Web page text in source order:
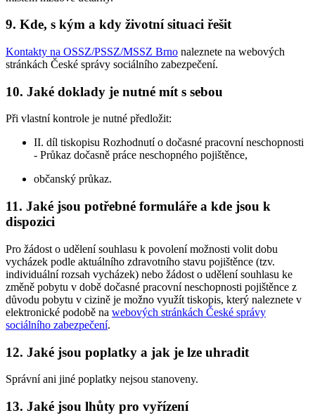
9. Kde, s kým a kdy životní situaci řešit
Kontakty na OSSZ/PSSZ/MSSZ Brno naleznete na webových
stránkách České správy sociálního zabezpečení.
10. Jaké doklady je nutné mít s sebou
Při vlastní kontrole je nutné předložit:
II. díl tiskopisu Rozhodnutí o dočasné pracovní neschopnosti
- Průkaz dočasně práce neschopného pojištěnce,
občanský průkaz.
11. Jaké jsou potřebné formuláře a kde jsou k
dispozici
Pro žádost o udělení souhlasu k povolení možnosti volit dobu
vycházek podle aktuálního zdravotního stavu pojištěnce (tzv.
individuální rozsah vycházek) nebo žádost o udělení souhlasu ke
změně pobytu v době dočasné pracovní neschopnosti pojištěnce z
důvodu pobytu v cizině je možno využít tiskopis, který naleznete v
elektronické podobě na webových stránkách České správy
sociálního zabezpečení.
12. Jaké jsou poplatky a jak je lze uhradit
Správní ani jiné poplatky nejsou stanoveny.
13. Jaké jsou lhůty pro vyřízení